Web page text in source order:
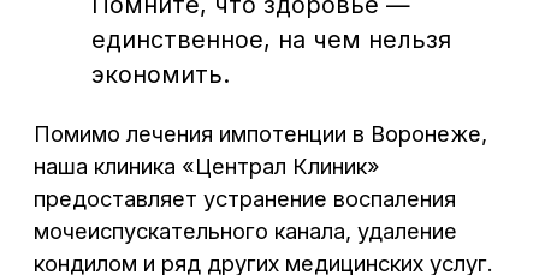
ИМЕЮТСЯ ПРОТИВОПОКАЗАНИЯ.
НЕОБХОДИМА КОНСУЛЬТАЦИЯ
СПЕЦИАЛИСТА